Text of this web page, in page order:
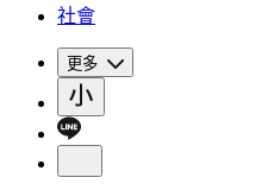
社會
更多